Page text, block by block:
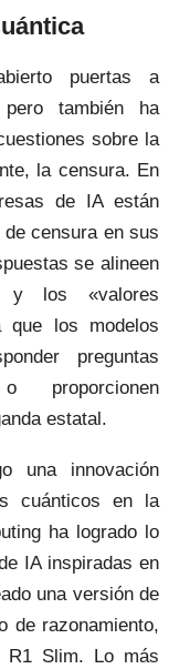
puertas a
pero también ha
sobre la
la censura. En
de IA están
censura en sus
se alineen
y los «valores
que los modelos
preguntas
proporcionen
estatal.
una innovación
cuánticos en la
ha logrado lo
IA inspiradas en
una versión de
de razonamiento,
R1 Slim. Lo más